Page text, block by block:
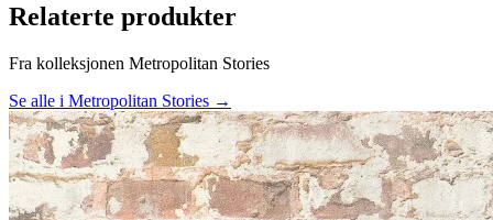
Relaterte produkter
Fra kolleksjonen Metropolitan Stories
Se alle i Metropolitan Stories →